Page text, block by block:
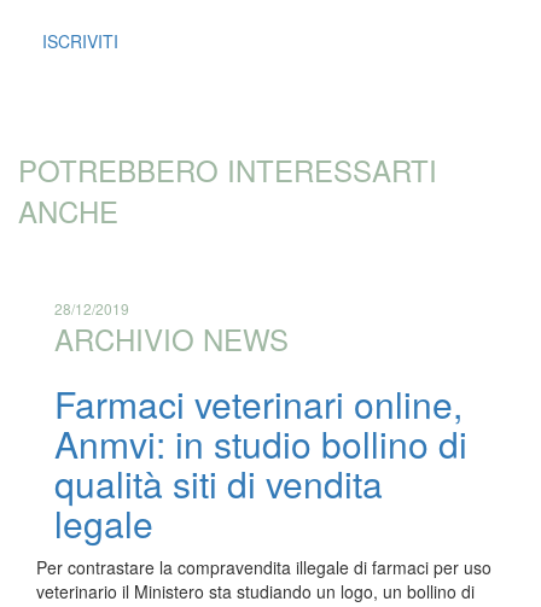
ISCRIVITI
POTREBBERO INTERESSARTI
ANCHE
28/12/2019
ARCHIVIO NEWS
Farmaci veterinari online,
Anmvi: in studio bollino di
qualità siti di vendita
legale
Per contrastare la compravendita illegale di farmaci per uso
veterinario il Ministero sta studiando un logo, un bollino di